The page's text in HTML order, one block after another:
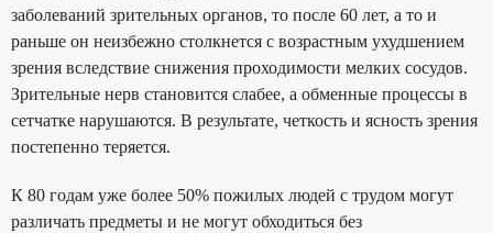
заболеваний зрительных органов, то после 60 лет, а то и
раньше он неизбежно столкнется с возрастным ухудшением
зрения вследствие снижения проходимости мелких сосудов.
Зрительные нерв становится слабее, а обменные процессы в
сетчатке нарушаются. В результате, четкость и ясность зрения
постепенно теряется.
К 80 годам уже более 50% пожилых людей с трудом могут
различать предметы и не могут обходиться без